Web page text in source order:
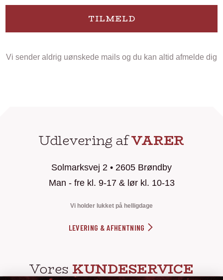
TILMELD
Vi sender aldrig uønskede mails og du kan altid afmelde dig
Udlevering afVARER
Solmarksvej 2 • 2605 Brøndby
Man - fre kl. 9-17 & lør kl. 10-13
Vi holder lukket på helligdage
LEVERING & AFHENTNING
Vores KUNDESERVICE